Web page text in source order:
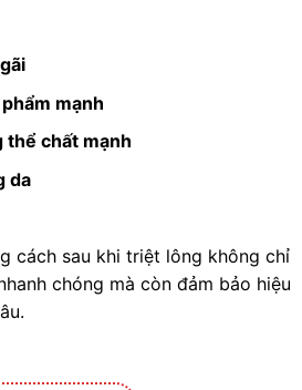
mạnh
thể chất mạnh
da
cách sau khi triệt lông không chỉ
chóng mà còn đảm bảo hiệu